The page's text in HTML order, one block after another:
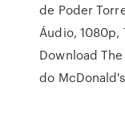
de Poder
Áudio, 1080p,
Download
do McDonald's